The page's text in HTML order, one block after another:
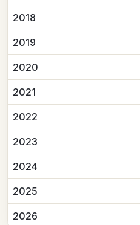
2018
2019
2020
2021
2022
2023
2024
2025
2026